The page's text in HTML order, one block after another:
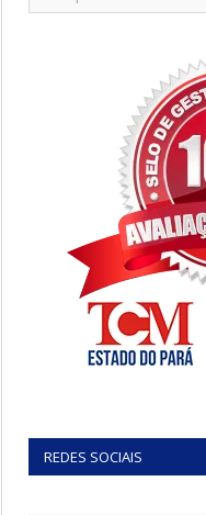
REDES SOCIAIS